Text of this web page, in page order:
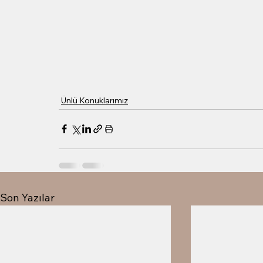
Ünlü Konuklarımız
Son Yazılar